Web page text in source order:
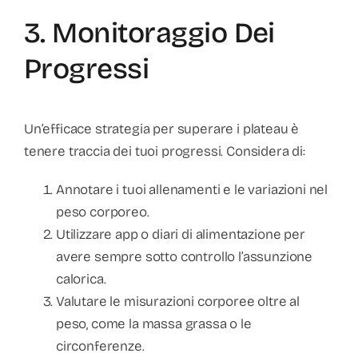
3. Monitoraggio Dei
Progressi
Un’efficace strategia per superare i plateau è
tenere traccia dei tuoi progressi. Considera di:
Annotare i tuoi allenamenti e le variazioni nel
peso corporeo.
Utilizzare app o diari di alimentazione per
avere sempre sotto controllo l’assunzione
calorica.
Valutare le misurazioni corporee oltre al
peso, come la massa grassa o le
circonferenze.